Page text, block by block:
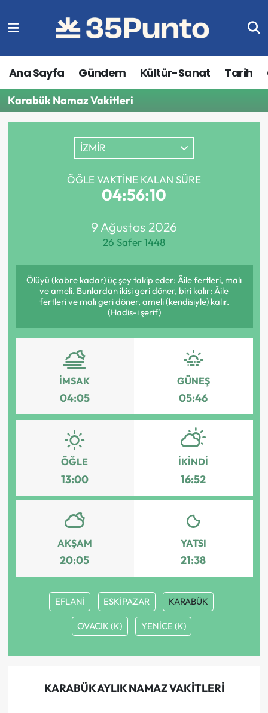
Ana Sayfa Gündem Kültür-Sanat Tarih
Karabük Namaz Vakitleri
İZMİR
ÖĞLE VAKTINE KALAN SÜRE
04:56:10
9 Ağustos 2026
26 Safer 1448
Ölüyü (kabre kadar) üç şey takip eder: Âile fertleri, malı
ve ameli. Bunlardan ikisi geri döner, biri kalır: Âile
fertleri ve malı geri döner, ameli (kendisiyle) kalır.
(Hadis-i şerif)
İMSAK
04:05
GÜNEŞ
05:46
ÖĞLE
13:00
İKINDI
16:52
AKŞAM
20:05
YATSI
21:38
EFLANİ ESKİPAZAR KARABÜK
OVACIK (K) YENİCE (K)
KARABÜK AYLIK NAMAZ VAKITLERI